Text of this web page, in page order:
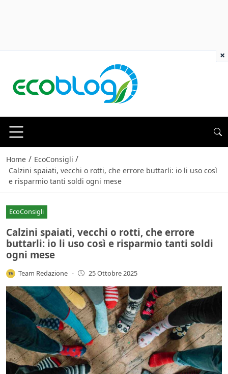
Home / EcoConsigli /
Calzini spaiati, vecchi o rotti, che errore buttarli: io li uso così
e risparmio tanti soldi ogni mese
EcoConsigli
Calzini spaiati, vecchi o rotti, che errore
buttarli: io li uso così e risparmio tanti soldi
ogni mese
Team Redazione - 25 Ottobre 2025
×